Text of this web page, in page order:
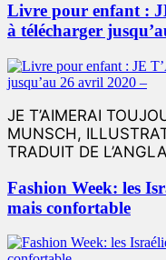
Livre pour enfant :
à télécharger
JE T’AIMERAI
MUNSCH,
TRADUIT DE
Fashion Week: les
mais confortable